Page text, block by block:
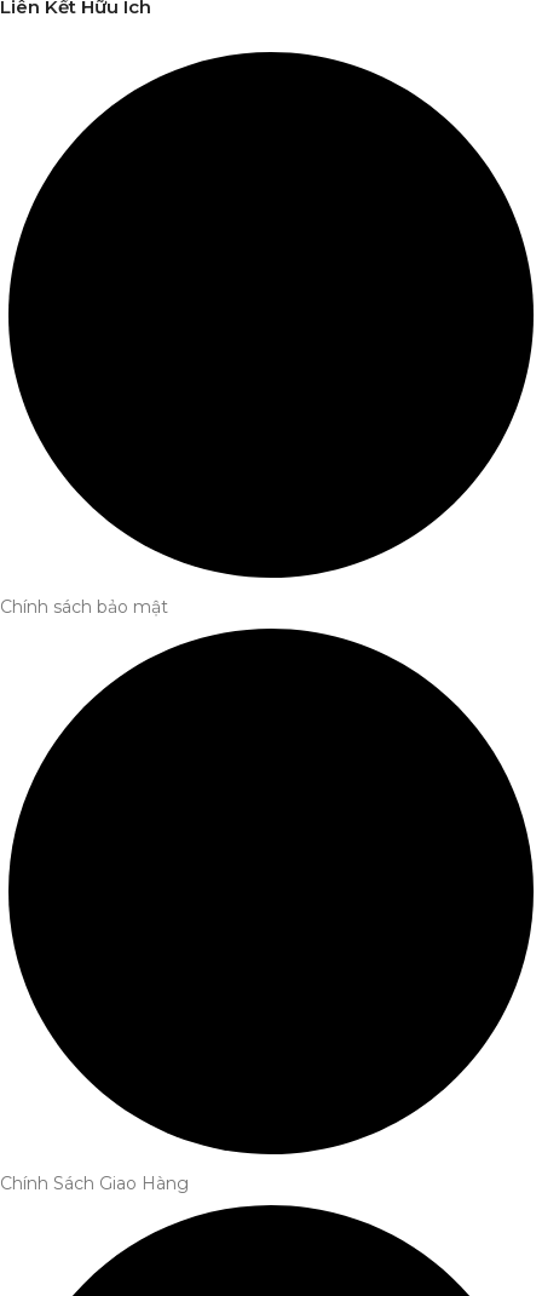
Liên Kết Hữu Ích
Chính sách bảo mật
Chính Sách Giao Hàng